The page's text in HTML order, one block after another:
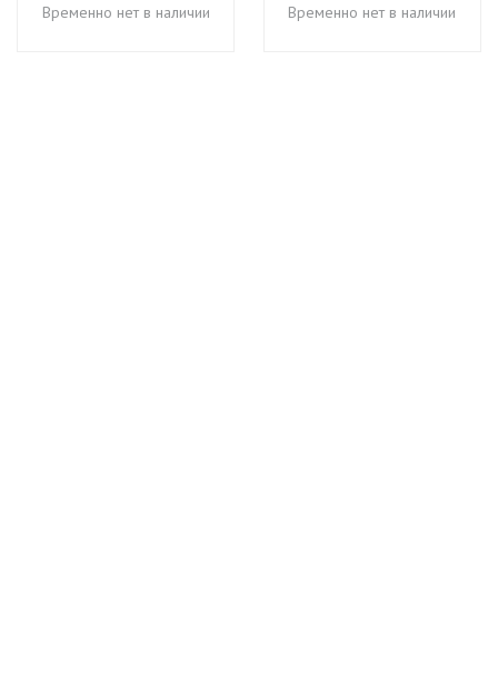
Временно нет в наличии Временно нет в наличии